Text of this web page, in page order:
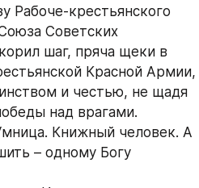
Рабоче-крестьянского
Советских
шаг, пряча щеки в
Красной Армии,
и честью, не щадя
над врагами.
Книжный человек. А
– одному Богу